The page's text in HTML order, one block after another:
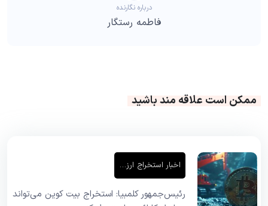
درباره نگارنده
فاطمه رستگار
ممکن است علاقه مند باشید
اخبار استخراج ارز دیجیتال
رئیس‌جمهور کلمبیا: استخراج بیت کوین می‌تواند